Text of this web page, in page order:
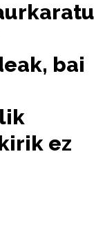
bai
ez